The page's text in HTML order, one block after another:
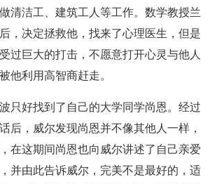
清洁工、建筑工人等工作。数学教授兰
，决定拯救他，找来了心理医生，但是
过巨大的打击，不愿意打开心灵与他人
他利用高智商赶走。
只好找到了自己的大学同学尚恩。经过
后，威尔发现尚恩并不像其他人一样，
在这期间尚恩也向威尔讲述了自己亲爱
并由此告诉威尔，完美不是最好的，适